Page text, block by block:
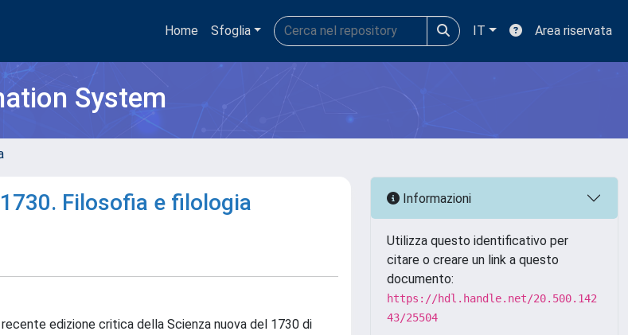
Home Sfoglia IT Area riservata
System
Filosofia e filologia
edizione critica della Scienza nuova del 1730 di
Informazioni
Utilizza questo identificativo per
citare o creare un link a questo
documento:
https://hdl.handle.net/20.500.142
43/25504